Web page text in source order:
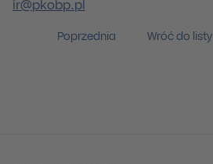
ir@pkobp.pl
Poprzednia Wróć do listy